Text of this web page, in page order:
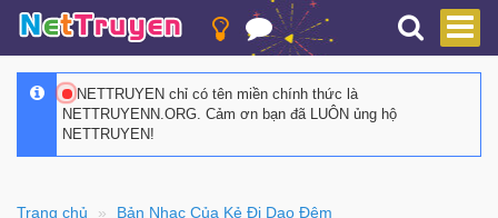
NETTRUYEN chỉ có tên miền chính thức là
NETTRUYENN.ORG. Cảm ơn bạn đã LUÔN ủng hộ
NETTRUYEN!
Trang chủ Bản Nhạc Của Kẻ Đi Dạo Đêm